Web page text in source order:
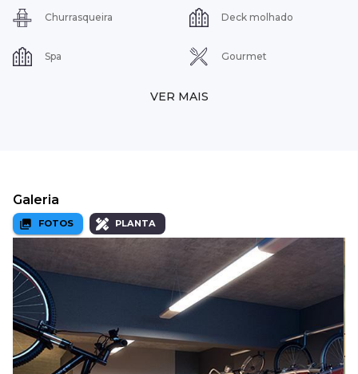
Churrasqueira Deck molhado
Spa Gourmet
VER MAIS
Galeria
FOTOS PLANTA